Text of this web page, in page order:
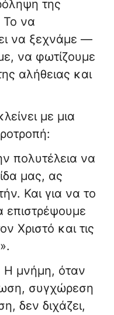
της
να
να ξεχνάμε —
να φωτίζουμε
αλήθειας και
με μια
πολυτέλεια να
μας, ας
Και για να το
επιστρέψουμε
Χριστό και τις
Η μνήμη, όταν
συγχώρεση
δεν διχάζει,